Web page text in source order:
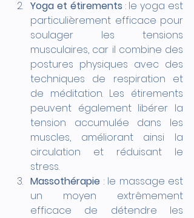
Yoga et étirements : le yoga est
particulièrement efficace pour
soulager les tensions
musculaires, car il combine des
postures physiques avec des
techniques de respiration et
de méditation. Les étirements
peuvent également libérer la
tension accumulée dans les
muscles, améliorant ainsi la
circulation et réduisant le
stress.
Massothérapie : le massage est
un moyen extrêmement
efficace de détendre les